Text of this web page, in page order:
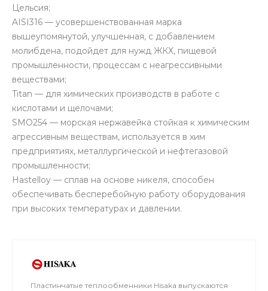
Цельсия;
AISI316 — усовершенствованная марка
вышеупомянутой, улучшенная, с добавлением
молибдена, подойдет для нужд ЖКХ, пищевой
промышленности, процессам с неагрессивными
веществами;
Titan — для химических производств в работе с
кислотами и щелочами;
SMO254 — морская нержавейка стойкая к химическим
агрессивным веществам, используется в хим
предприятиях, металлургической и нефтегазовой
промышленности;
Hastelloy — сплав на основе никеля, способен
обеспечивать бесперебойную работу оборудования
при высоких температурах и давлении.
Пластинчатые теплообменники Hisaka выпускаются